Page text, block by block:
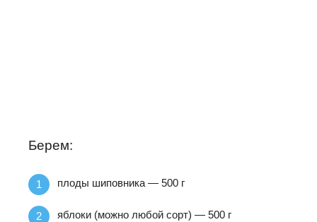
Берем:
плоды шиповника — 500 г
яблоки (можно любой сорт) — 500 г